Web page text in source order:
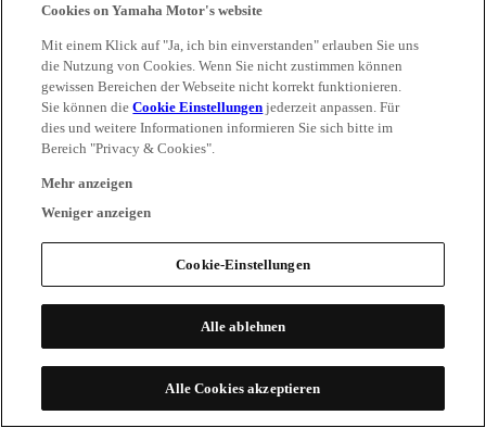
Cookies on Yamaha Motor's website
Mit einem Klick auf "Ja, ich bin einverstanden" erlauben Sie uns
die Nutzung von Cookies. Wenn Sie nicht zustimmen können
gewissen Bereichen der Webseite nicht korrekt funktionieren.
Sie können dieCookie Einstellungen jederzeit anpassen. Für
dies und weitere Informationen informieren Sie sich bitte im
Bereich "Privacy & Cookies".
Mehr anzeigen
Weniger anzeigen
Cookie-Einstellungen
Alle ablehnen
Alle Cookies akzeptieren